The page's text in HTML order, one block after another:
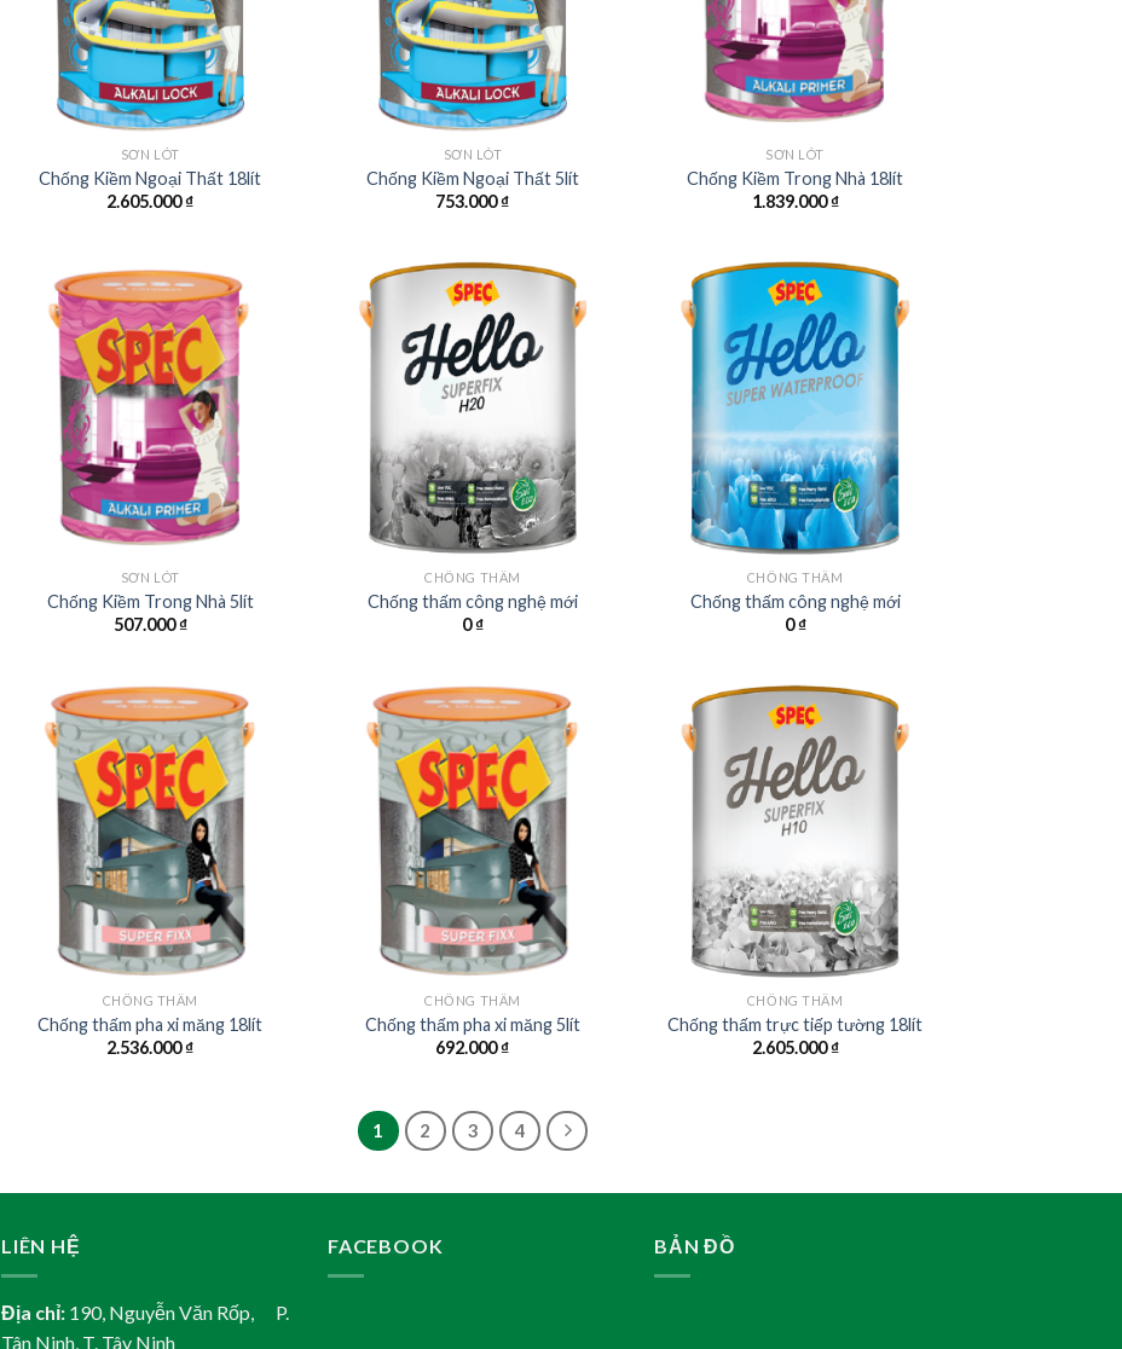
SƠN LÓT
Chống Kiềm Ngoại Thất 18lít
2.605.000₫
SƠN LÓT
Chống Kiềm Ngoại Thất 5lít
753.000₫
SƠN LÓT
Chống Kiềm Trong Nhà 18lít
1.839.000₫
SƠN LÓT
Chống Kiềm Trong Nhà 5lít
507.000₫
CHỐNG THẤM
Chống thấm công nghệ mới
0₫
CHỐNG THẤM
Chống thấm công nghệ mới
0₫
CHỐNG THẤM
Chống thấm pha xi măng 18lít
2.536.000₫
CHỐNG THẤM
Chống thấm pha xi măng 5lít
692.000₫
CHỐNG THẤM
Chống thấm trực tiếp tường 18lít
2.605.000₫
1 2 3 4
LIÊN HỆ
Địa chỉ: 190, Nguyễn Văn Rốp, P.
Tân Ninh, T. Tây Ninh
FACEBOOK BẢN ĐỒ